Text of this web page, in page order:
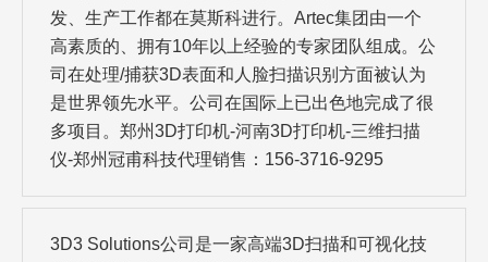
发、生产工作都在莫斯科进行。Artec集团由一个
高素质的、拥有10年以上经验的专家团队组成。公
司在处理/捕获3D表面和人脸扫描识别方面被认为
是世界领先水平。公司在国际上已出色地完成了很
多项目。郑州3D打印机-河南3D打印机-三维扫描
仪-郑州冠甫科技代理销售：156-3716-9295
3D3 Solutions公司是一家高端3D扫描和可视化技